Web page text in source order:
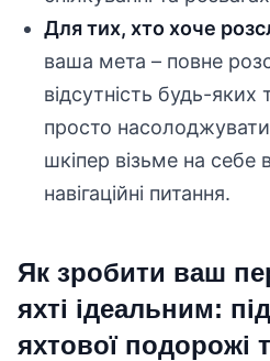
Для тих, хто хоче
ваша мета – повне
відсутність будь-
просто
шкіпер візьме на себе
навігаційні питання.
Як зробити ваш
яхті ідеальним:
яхтової подорожі